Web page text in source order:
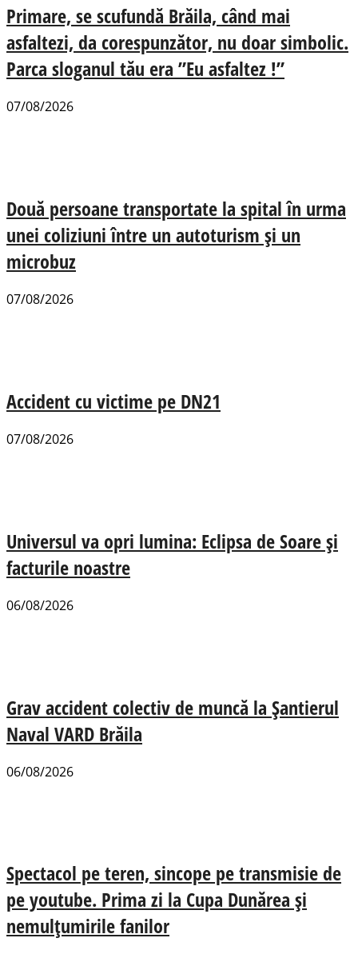
Primare, se scufundă Brăila, când mai
asfaltezi, da corespunzător, nu doar simbolic.
Parca sloganul tău era ”Eu asfaltez !”
07/08/2026
Două persoane transportate la spital în urma
unei coliziuni între un autoturism și un
microbuz
07/08/2026
Accident cu victime pe DN21
07/08/2026
Universul va opri lumina: Eclipsa de Soare și
facturile noastre
06/08/2026
Grav accident colectiv de muncă la Șantierul
Naval VARD Brăila
06/08/2026
Spectacol pe teren, sincope pe transmisie de
pe youtube. Prima zi la Cupa Dunărea și
nemulțumirile fanilor